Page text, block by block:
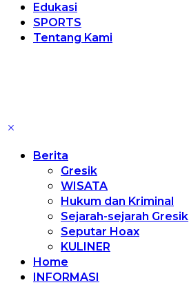
Edukasi
SPORTS
Tentang Kami
Berita
Gresik
WISATA
Hukum dan Kriminal
Sejarah-sejarah Gresik
Seputar Hoax
KULINER
Home
INFORMASI